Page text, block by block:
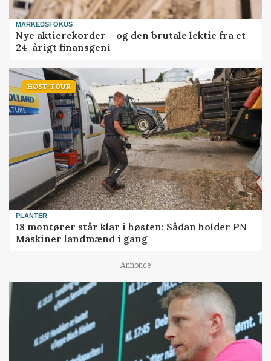
MARKEDSFOKUS
Nye aktierekorder – og den brutale lektie fra et
24-årigt finansgeni
HØST-TOUR
PLANTER
18 montører står klar i høsten: Sådan holder PN
Maskiner landmænd i gang
Annonce